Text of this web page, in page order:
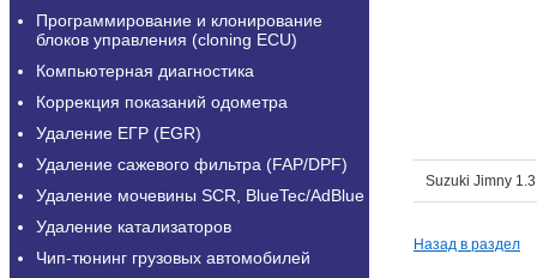
Программирование и клонирование
блоков управления (cloning ECU)
Компьютерная диагностика
Коррекция показаний одометра
Удаление ЕГР (EGR)
Удаление сажевого фильтра (FAP/DPF)
Удаление мочевины SCR, BlueTec/AdBlue
Удаление катализаторов
Чип-тюнинг грузовых автомобилей
Suzuki Jimny 1.3
Назад в раздел